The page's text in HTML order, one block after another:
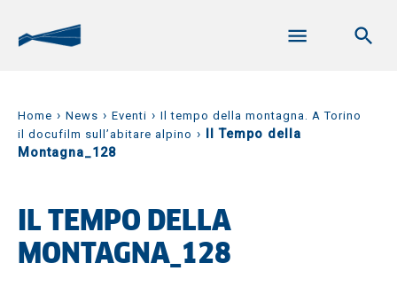
Home › News › Eventi › Il tempo della montagna. A Torino
il docufilm sull’abitare alpino ›
Il Tempo della
Montagna_128
IL TEMPO DELLA
MONTAGNA_128